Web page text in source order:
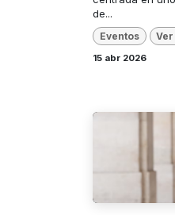
de...
Eventos
15 abr 2026